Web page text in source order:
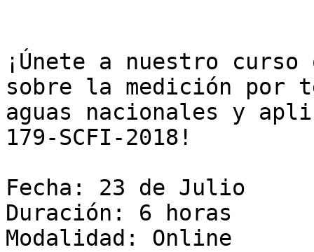
¡Únete a nuestro
sobre la medición por
aguas nacionales y
179-SCFI-2018!
Fecha: 23 de Julio
Duración: 6 horas
Modalidad: Online